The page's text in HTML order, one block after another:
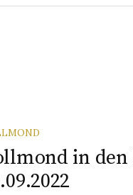
in den